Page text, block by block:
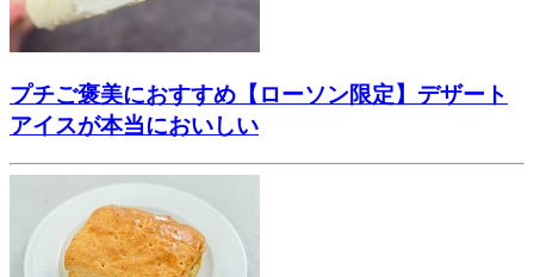
プチご褒美におすすめ【ローソン限定】デザート
アイスが本当においしい